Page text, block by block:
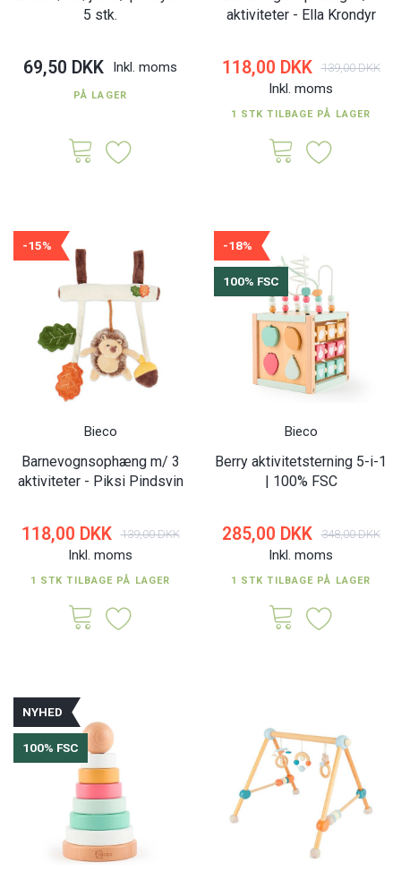
5 stk.
69,50 DKK Inkl. moms
PÅ LAGER
aktiviteter - Ella Krondyr
118,00 DKK 139,00 DKK
Inkl. moms
1 STK TILBAGE PÅ LAGER
-15%
Bieco
Barnevognsophæng m/ 3
aktiviteter - Piksi Pindsvin
118,00 DKK 139,00 DKK
Inkl. moms
1 STK TILBAGE PÅ LAGER
-18%
100% FSC
Bieco
Berry aktivitetsterning 5-i-1
| 100% FSC
285,00 DKK 348,00 DKK
Inkl. moms
1 STK TILBAGE PÅ LAGER
NYHED
100% FSC